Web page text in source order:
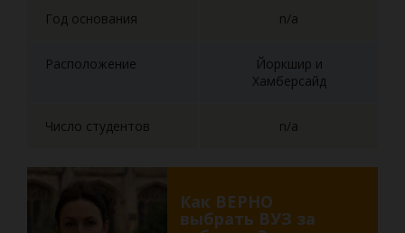
Год основания n/a
Расположение
Йоркшир и
Хамберсайд
Число студентов n/a
Как ВЕРНО
выбрать ВУЗ за